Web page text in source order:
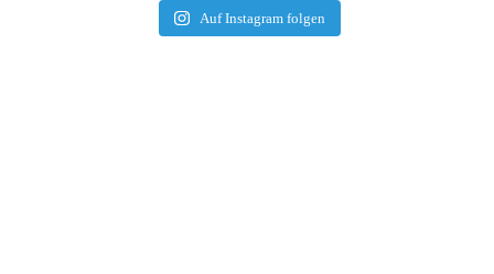
Auf Instagram folgen